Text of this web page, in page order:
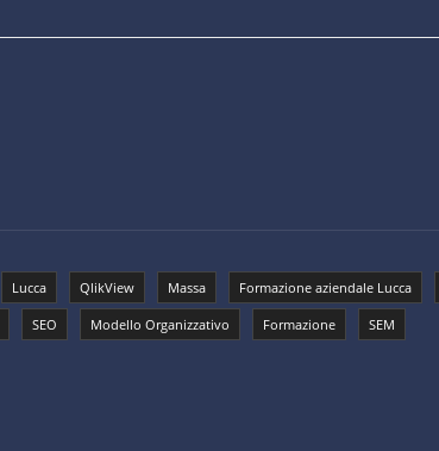
Lucca QlikView Massa Formazione aziendale Lucca
SEO Modello Organizzativo Formazione SEM